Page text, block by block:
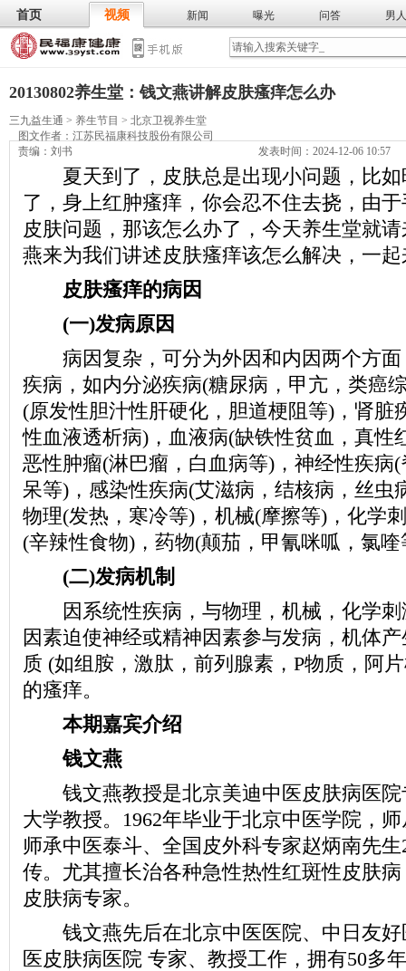
首页 视频 新闻 曝光 问答 男人
武术 气功 膳食 食谱 营养
20130802养生堂：钱文燕讲解皮肤瘙痒怎么办
三九益生通 > 养生节目 > 北京卫视养生堂
图文作者： 江苏民福康科技股份有限公司
责编：刘书
发表时间：2024-12-06 10:57
夏天到了，皮肤总是出现小问题，比如
了，身上红肿瘙痒，你会忍不住去挠，由
皮肤问题，那该怎么办了，今天养生堂就
燕来为我们讲述皮肤瘙痒该怎么解决，一
皮肤瘙痒的病因
(一)发病原因
病因复杂，可分为外因和内因两个方面
疾病，如内分泌疾病(糖尿病，甲亢，类癌
(原发性胆汁性肝硬化，胆道梗阻等)，肾脏
性血液透析病)，血液病(缺铁性贫血，真性
恶性肿瘤(淋巴瘤，白血病等)，神经性疾病
呆等)，感染性疾病(艾滋病，结核病，丝虫
物理(发热，寒冷等)，机械(摩擦等)，化学
(辛辣性食物)，药物(颠茄，甲氰咪呱，氯
(二)发病机制
因系统性疾病，与物理，机械，化学刺
因素迫使神经或精神因素参与发病，机体
质 (如组胺，激肽，前列腺素，P物质，阿
的瘙痒。
本期嘉宾介绍
钱文燕
钱文燕教授是北京美迪中医皮肤病医院
大学教授。1962年毕业于北京中医学院，
师承中医泰斗、全国皮外科专家赵炳南先
传。尤其擅长治各种急性热性红斑性皮肤
皮肤病专家。
钱文燕先后在北京中医医院、中日友好
医皮肤病医院 专家、教授工作，拥有50多